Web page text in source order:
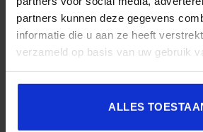
partners kunnen deze gegevens
informatie die u aan ze heeft
verzameld op basis van uw gebruik
ALLES
woningen aan te sluiten op een
gemeenten de taak geven om daar een
realiseren, is niet gebeurd.” Jan: “Het
wat er per wijk moet gebeuren zodat